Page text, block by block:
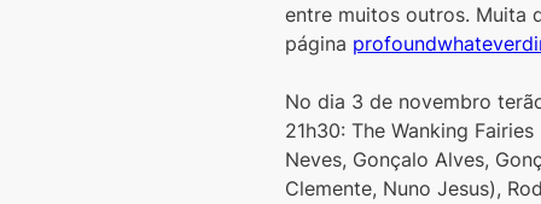
entre muitos outros. Muita
página
No dia 3 de novembro
21h30: The Wanking
Neves, Gonçalo Alves,
Clemente, Nuno Jesus),